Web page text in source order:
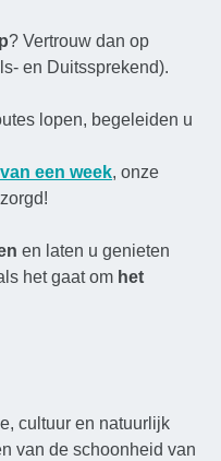
? Vertrouw dan op
en Duitssprekend).
lopen, begeleiden u
een week, onze
en laten u genieten
het gaat om het
cultuur en natuurlijk
van de schoonheid van